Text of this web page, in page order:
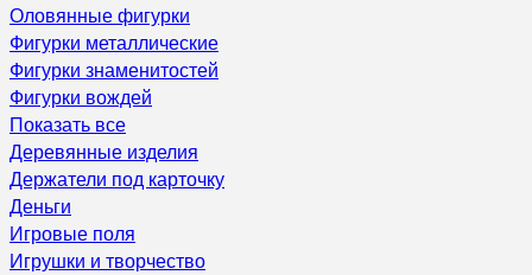
Оловянные фигурки
Фигурки металлические
Фигурки знаменитостей
Фигурки вождей
Показать все
Деревянные изделия
Держатели под карточку
Деньги
Игровые поля
Игрушки и творчество